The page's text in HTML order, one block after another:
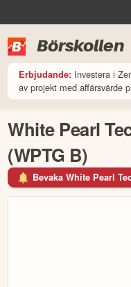
Börskollen
Erbjudande: Investera i
av projekt med affärsvärde
White Pearl
(WPTG B)
Bevaka White Pearl